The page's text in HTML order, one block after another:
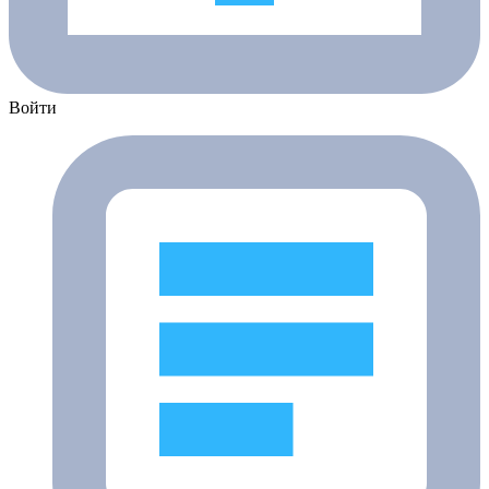
Войти